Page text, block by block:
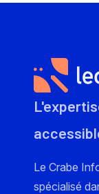
Le Crabe
spécialisé